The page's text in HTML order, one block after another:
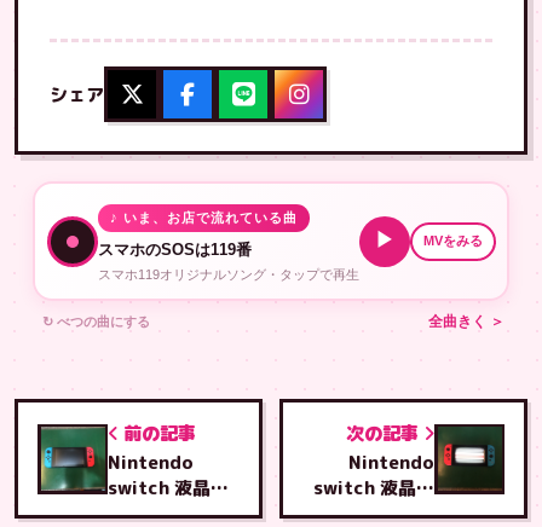
シェア
♪ いま、お店で流れている曲
スマホのSOSは119番
スマホ119オリジナルソング・タップで再生
▶ MVをみる
↻ べつの曲にする 全曲きく ＞
前の記事
Nintendo
switch 液晶交
換修理
次の記事
Nintendo
switch 液晶交
換修理